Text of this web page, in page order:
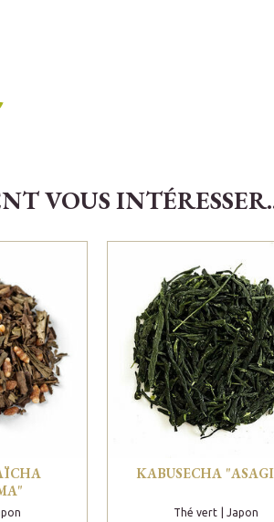
VOUS
KABUSECHA
Thé vert | Japon